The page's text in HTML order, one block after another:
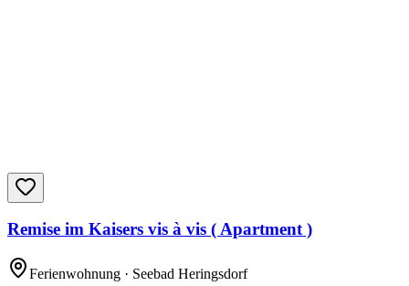
Remise im Kaisers vis à vis ( Apartment )
Ferienwohnung · Seebad Heringsdorf